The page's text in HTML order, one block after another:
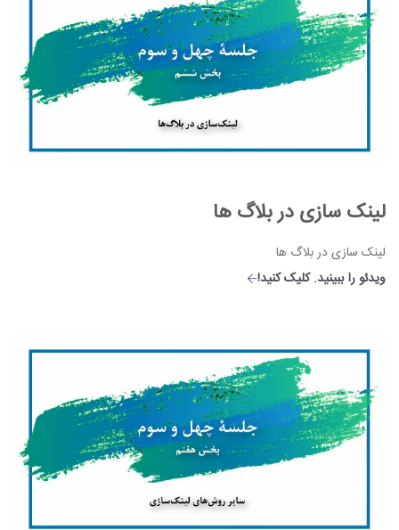
لینک سازی در بلاگ ها
لینک سازی در بلاگ ها
ویدئو را ببینید. کلیک کنید!